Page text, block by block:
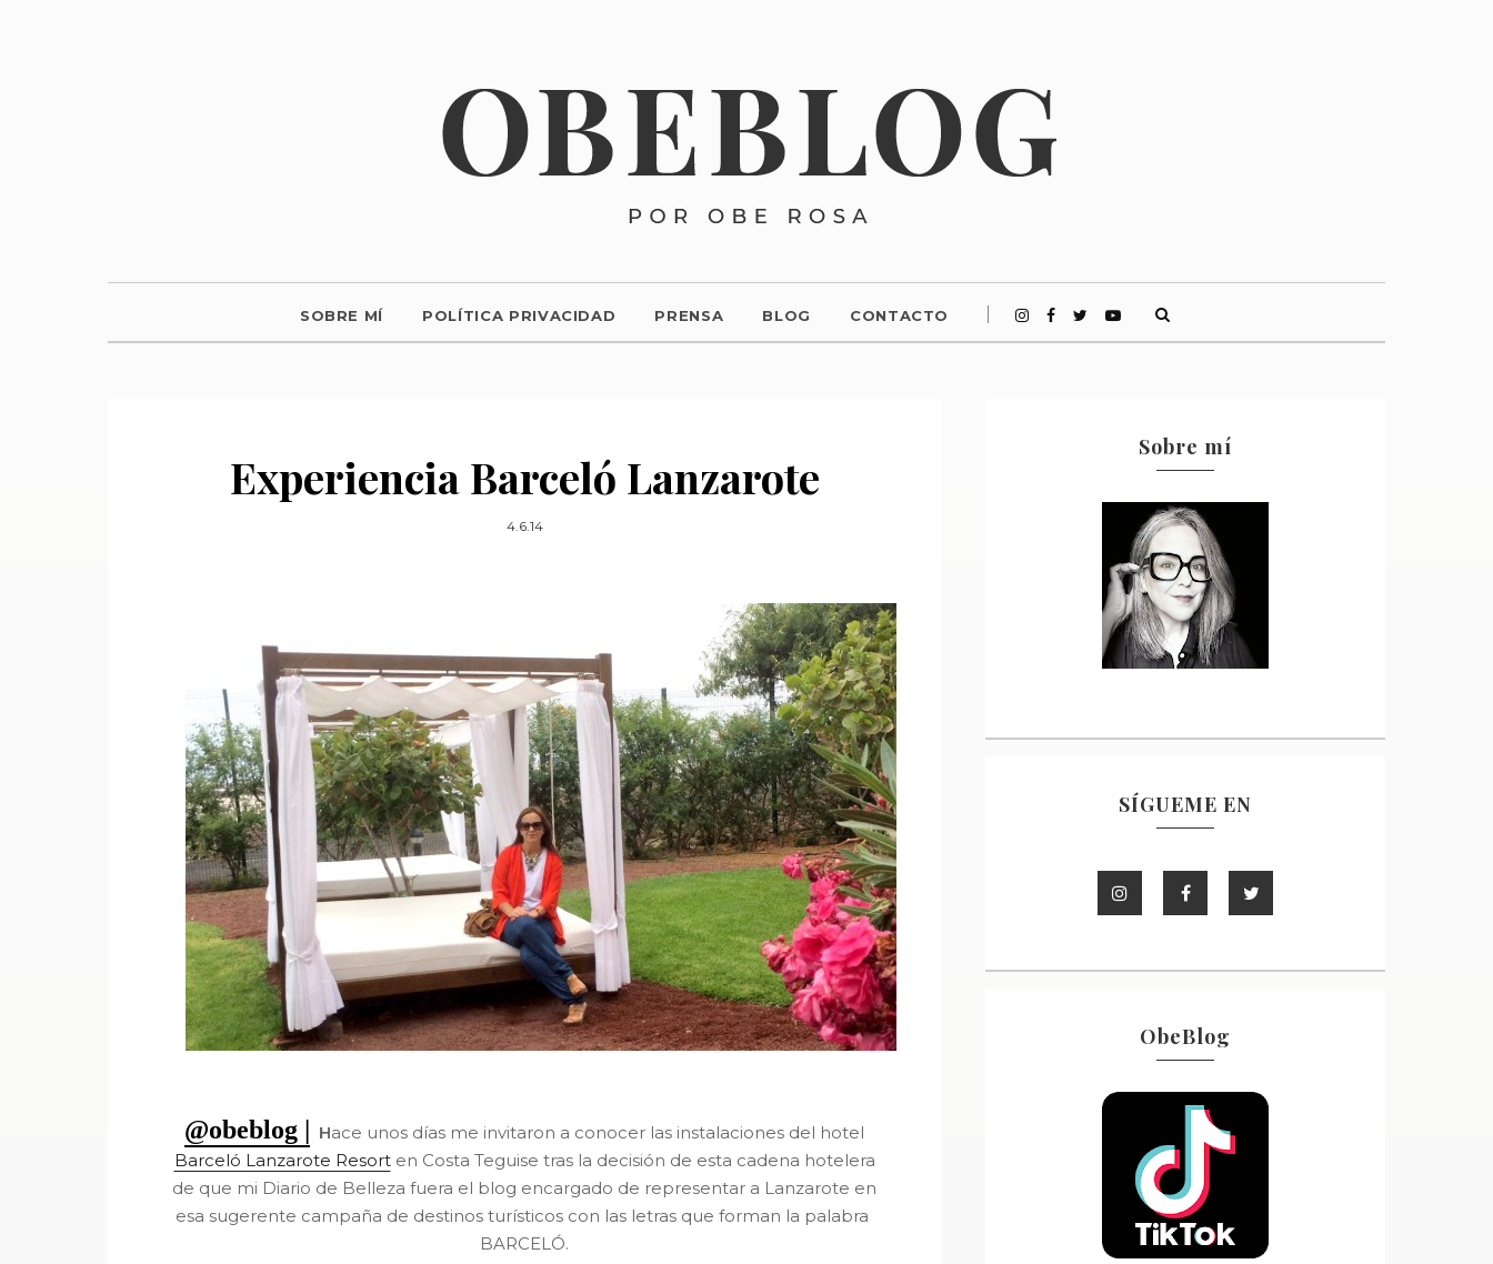
SOBRE MÍ POLÍTICA PRIVACIDAD PRENSA BLOG CONTACTO
Experiencia Barceló Lanzarote
4.6.14
@obeblog | Hace unos días me invitaron a conocer las instalaciones del hotel
Barceló Lanzarote Resorten Costa Teguise tras la decisión de esta cadena hotelera
de que mi Diario de Belleza fuera el blog encargado de representar a Lanzarote en
esa sugerente campaña de destinos turísticos con las letras que forman la palabra
BARCELÓ.
Sobre mí
SÍGUEME EN
ObeBlog